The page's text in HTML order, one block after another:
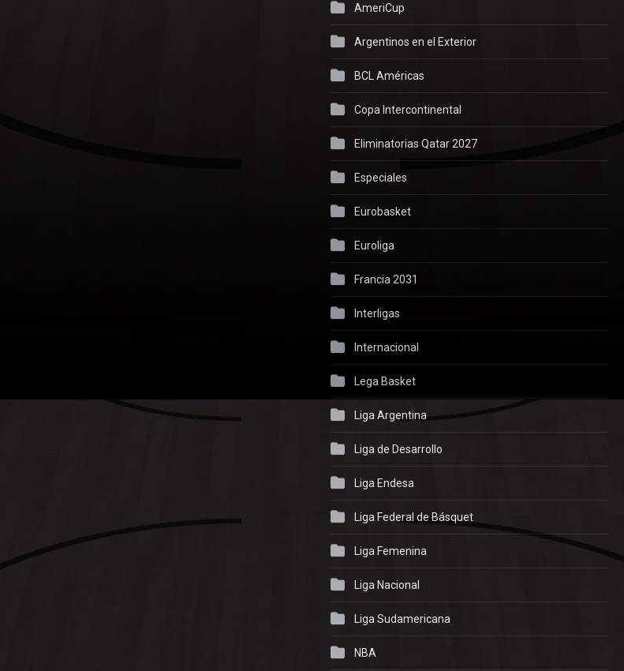
AmeriCup
Argentinos en el Exterior
BCL Américas
Copa Intercontinental
Eliminatorias Qatar 2027
Especiales
Eurobasket
Euroliga
Francia 2031
Interligas
Internacional
Lega Basket
Liga Argentina
Liga de Desarrollo
Liga Endesa
Liga Federal de Básquet
Liga Femenina
Liga Nacional
Liga Sudamericana
NBA